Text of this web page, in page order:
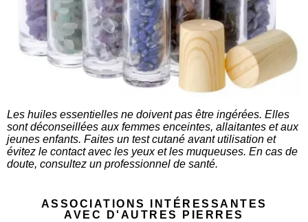
Les huiles essentielles ne doivent pas être ingérées. Elles
sont déconseillées aux femmes enceintes, allaitantes et aux
jeunes enfants. Faites un test cutané avant utilisation et
évitez le contact avec les yeux et les muqueuses. En cas de
doute, consultez un professionnel de santé.
ASSOCIATIONS INTÉRESSANTES
AVEC D'AUTRES PIERRES